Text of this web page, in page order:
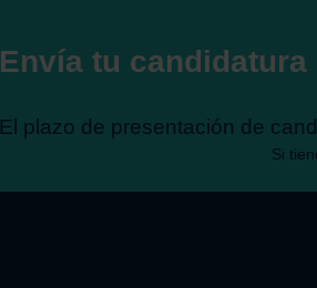
Envía tu candidatura
El plazo de presentación de
Si